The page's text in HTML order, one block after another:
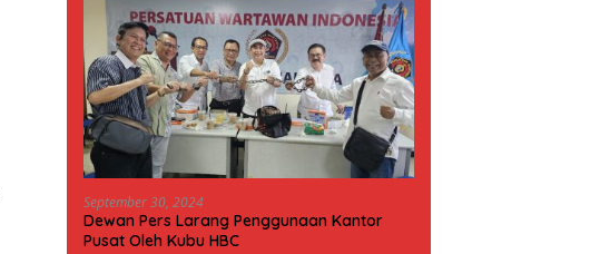
September 30, 2024
Dewan Pers Larang Penggunaan Kantor
Pusat Oleh Kubu HBC